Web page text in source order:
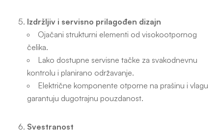
Izdržljiv i servisno prilagođen dizajn
Ojačani strukturni elementi od visokootpornog
čelika.
Lako dostupne servisne tačke za svakodnevnu
kontrolu i planirano održavanje.
Električne komponente otporne na prašinu i vlagu
garantuju dugotrajnu pouzdanost.
Svestranost